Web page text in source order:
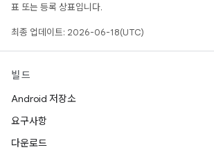
표 또는 등록 상표입니다.
최종 업데이트: 2026-06-18(UTC)
빌드
Android 저장소
요구사항
다운로드